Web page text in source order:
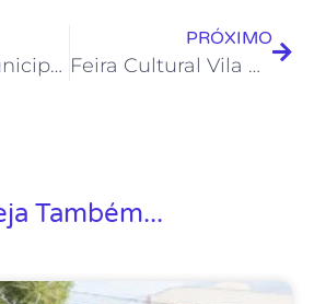
Biblioteca Municipal recebe Exposição do Clube do Livro “Água-Viva” 2023
PRÓXIMO
Feira Cultural Vila Rainha movimenta Casa de Cultura
Também...